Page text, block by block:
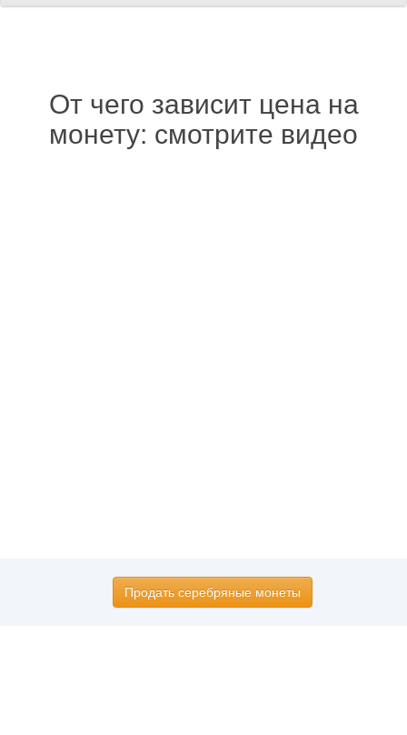
От чего зависит цена на
монету: смотрите видео
Продать серебряные монеты